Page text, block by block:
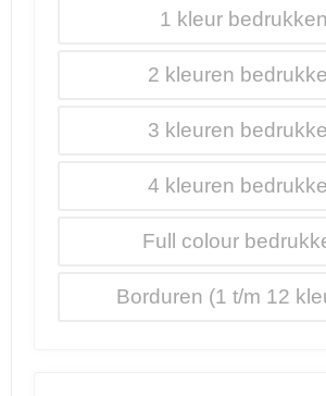
1
2
3
4
Borduren
Full colour